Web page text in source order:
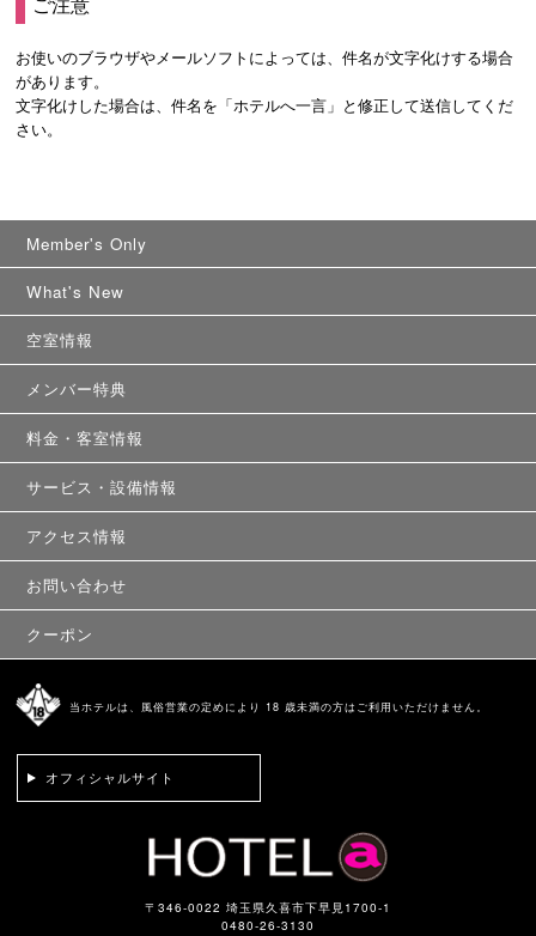
お使いのブラウザやメールソフトによっては、件名が文字化けする場合
があります。
文字化けした場合は、件名を「ホテルへ一言」と修正して送信してくだ
さい。
Member's Only
What's New
空室情報
メンバー特典
料金・客室情報
サービス・設備情報
アクセス情報
お問い合わせ
クーポン
当ホテルは、風俗営業の定めにより 18 歳未満の方はご利用いただけません。
オフィシャルサイト
〒346-0022 埼玉県久喜市下早見1700-1
0480-26-3130